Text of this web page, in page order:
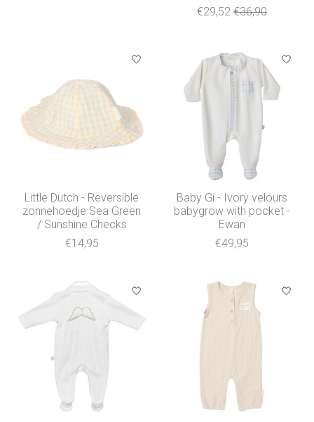
€29,52 €36,90
Little Dutch - Reversible
zonnehoedje Sea Green
/ Sunshine Checks
€14,95
Baby Gi - Ivory velours
babygrow with pocket -
Ewan
€49,95